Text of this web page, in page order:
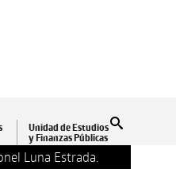
Unidad de Estudios
y Finanzas Públicas
Luna Estrada.